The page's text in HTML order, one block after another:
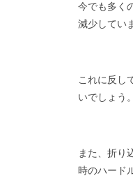
今でも多く
減少してい
これに反し
いでしょう。
また、折り
時のハード